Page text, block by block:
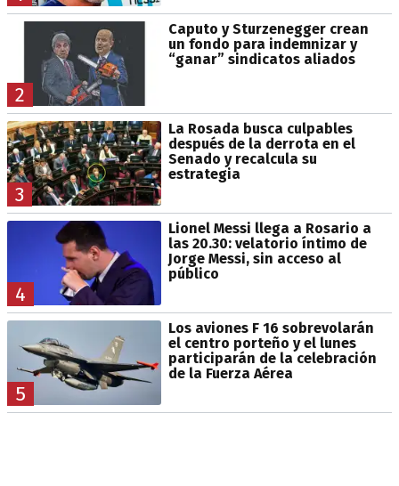
2
Caputo y Sturzenegger crean
un fondo para indemnizar y
“ganar” sindicatos aliados
3
La Rosada busca culpables
después de la derrota en el
Senado y recalcula su
estrategia
4
Lionel Messi llega a Rosario a
las 20.30: velatorio íntimo de
Jorge Messi, sin acceso al
público
5
Los aviones F 16 sobrevolarán
el centro porteño y el lunes
participarán de la celebración
de la Fuerza Aérea